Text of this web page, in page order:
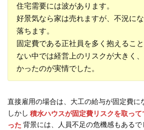
住宅需要には波があります。
好景気なら家は売れますが、不況に
落ちます。
固定費である正社員を多く抱えるこ
ない中では経営上のリスクが大きく
かったのが実情でした。
直接雇用の場合は、大工の給与が固定費に
しかし 積水ハウスが固定費リスクを取っ
った 背景には、人員不足の危機感もあるで